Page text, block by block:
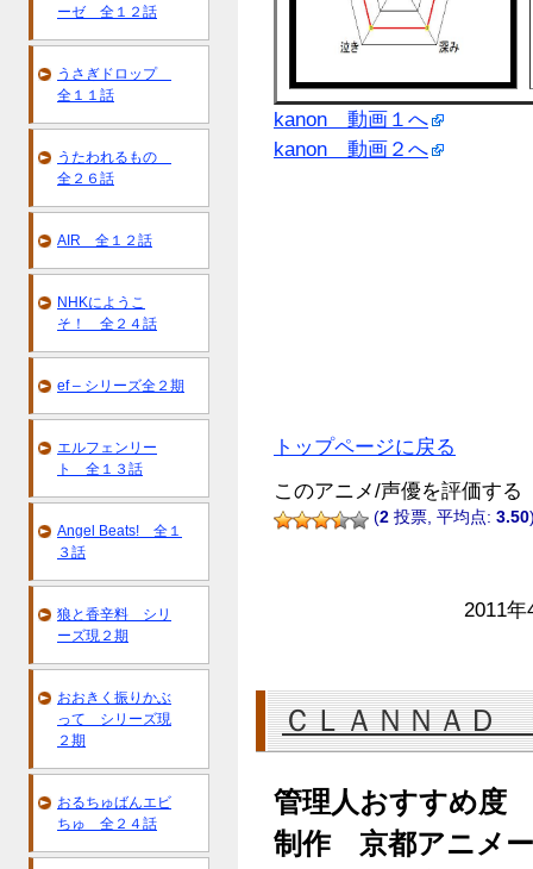
kanon 動画１へ
kanon 動画２へ
トップページに戻る
このアニメ/声優を評価する
(2 投票, 平均点: 3.50
2011
ＣＬＡＮＮＡＤ
管理人おすす
制作 京都アニメ
ーゼ 全１２話
うさぎドロップ
全１１話
うたわれるもの
全２６話
AIR 全１２話
NHKにようこ
そ！ 全２４話
ef – シリーズ全２期
エルフェンリー
ト 全１３話
Angel Beats! 全１
３話
狼と香辛料 シリ
ーズ現２期
おおきく振りかぶ
って シリーズ現
２期
おるちゅばんエビ
ちゅ 全２４話